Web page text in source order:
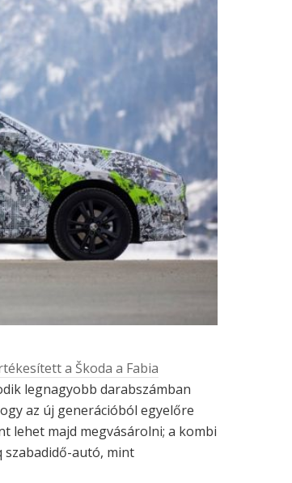
a Škoda a Fabia
legnagyobb darabszámban
az új generációból egyelőre
lehet majd megvásárolni; a kombi
szabadidő-autó, mint